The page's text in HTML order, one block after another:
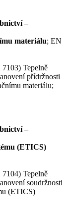
–
materiálu; EN
Tepelně
přídržnosti
materiálu;
–
(ETICS)
Tepelně
soudržnosti
(ETICS)